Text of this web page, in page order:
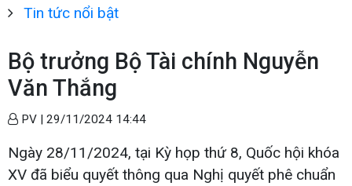
Tin tức nổi bật
Bộ trưởng Bộ Tài chính Nguyễn
Văn Thắng
PV | 29/11/2024 14:44
Ngày 28/11/2024, tại Kỳ họp thứ 8, Quốc hội khóa
XV đã biểu quyết thông qua Nghị quyết phê chuẩn